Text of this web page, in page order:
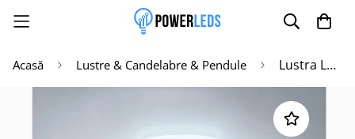
Acasă Lustre & Candelabre & Pendule Lustra LED CLARA 2+2 RGB Telecomanda Echivalent 400W